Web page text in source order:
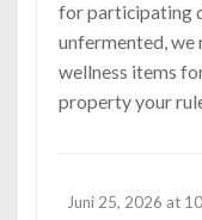
for participating
unfermented,
wellness items
property your
Juni 25, 2026 at